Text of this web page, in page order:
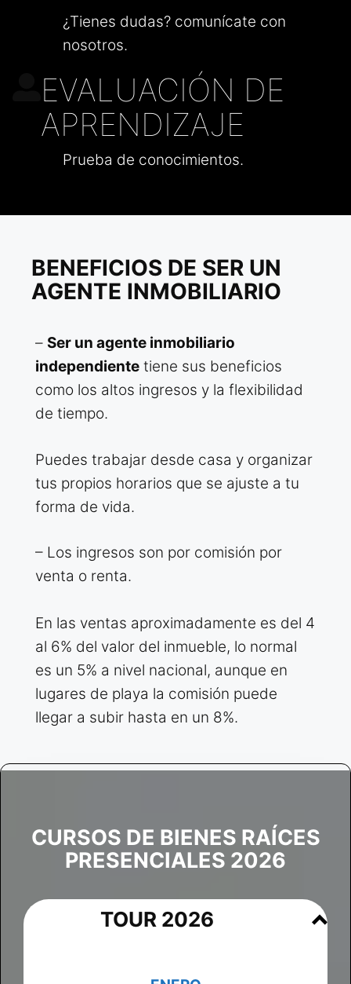
¿Tienes dudas? comunícate con
nosotros.
EVALUACIÓN DE
APRENDIZAJE
Prueba de conocimientos.
BENEFICIOS DE SER UN
AGENTE INMOBILIARIO
– Ser un agente inmobiliario
independiente tiene sus beneficios
como los altos ingresos y la flexibilidad
de tiempo.
Puedes trabajar desde casa y organizar
tus propios horarios que se ajuste a tu
forma de vida.
– Los ingresos son por comisión por
venta o renta.
En las ventas aproximadamente es del 4
al 6% del valor del inmueble, lo normal
es un 5% a nivel nacional, aunque en
lugares de playa la comisión puede
llegar a subir hasta en un 8%.
CURSOS DE BIENES RAÍCES
PRESENCIALES 2026
TOUR 2026